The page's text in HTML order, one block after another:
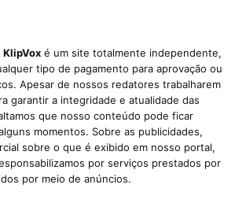
KlipVox é um site totalmente independente,
tipo de pagamento para aprovação ou
Apesar de nossos redatores trabalharem
garantir a integridade e atualidade das
que nosso conteúdo pode ficar
momentos. Sobre as publicidades,
sobre o que é exibido em nosso portal,
por serviços prestados por
por meio de anúncios.